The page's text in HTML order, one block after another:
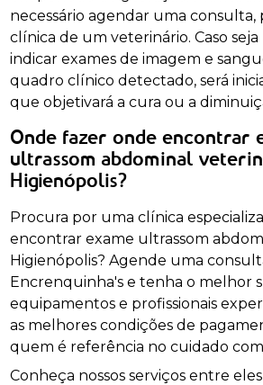
necessário agendar uma consulta,
clínica de um veterinário. Caso seja
indicar exames de imagem e
quadro clínico detectado, será
que objetivará a cura ou a
Onde fazer onde encontrar
ultrassom abdominal
Higienópolis?
Procura por uma clínica
encontrar exame ultrassom
Higienópolis? Agende uma
Encrenquinha's e tenha o melhor
equipamentos e profissionais
as melhores condições de
quem é referência no cuidado
Conheça nossos serviços entre